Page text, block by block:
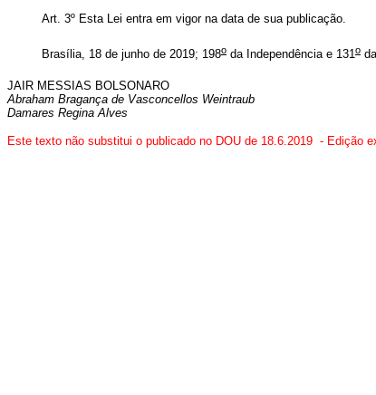
Art. 3º Esta Lei entra em vigor na data de sua publicação.
Brasília, 18 de junho de 2019; 198o da Independência e 131o
JAIR MESSIAS BOLSONARO
Abraham Bragança de Vasconcellos Weintraub
Damares Regina Alves
Este texto não substitui o publicado no DOU de 18.6.2019 - Edição